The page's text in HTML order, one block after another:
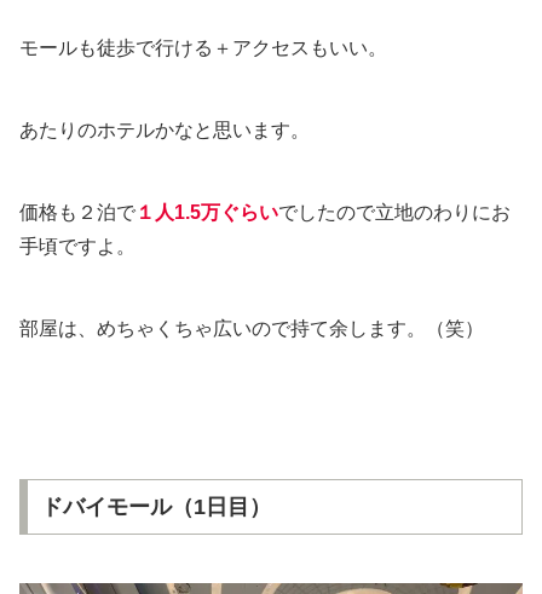
モールも徒歩で行ける＋アクセスもいい。
あたりのホテルかなと思います。
価格も２泊で １人1.5万ぐらいでしたので立地のわりにお
手頃ですよ。
部屋は、めちゃくちゃ広いので持て余します。（笑）
ドバイモール（1日目）